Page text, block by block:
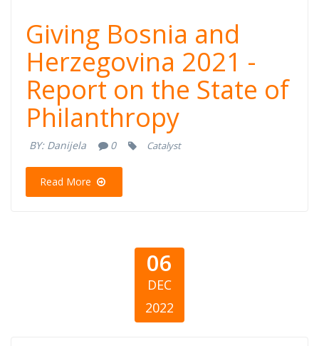
Giving Bosnia
and
Herzegovina
2021 - Report on
the State of
Philanthropy
Giving Bosnia and
Herzegovina 2021 -
Report on the State of
Philanthropy
BY: Danijela 0 Catalyst
Read More
06
DEC
2022